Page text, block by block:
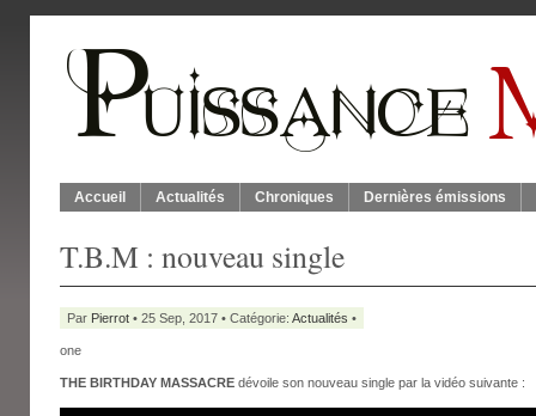
Accueil Actualités Chroniques Dernières émissions
T.B.M : nouveau single
Par Pierrot • 25 Sep, 2017 • Catégorie: Actualités •
one
THE BIRTHDAY MASSACRE dévoile son nouveau single par la vidéo suivante :